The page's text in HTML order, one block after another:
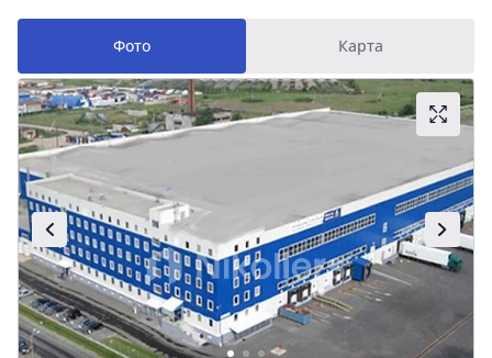
Фото Карта